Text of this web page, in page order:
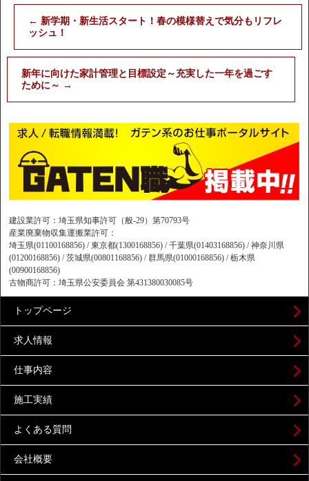
← 新学期・新生活スタート！春の模様替えで気分もリフレ
ッシュ！
新年に向けた家計管理と目標設定～充実した一年を過ごす
ために～ →
建設業許可：埼玉県知事許可（般-29）第70793号
産業廃棄物収集運搬業許可：
埼玉県(01100168856) / 東京都(1300168856) / 千葉県(01403168856) / 神奈川県
(01200168856) / 茨城県(00801168856) / 群馬県(01000168856) / 栃木県
(00900168856)
古物商許可：埼玉県公安委員会 第431380030085号
トップページ
求人情報
仕事内容
施工実績
よくある質問
会社概要